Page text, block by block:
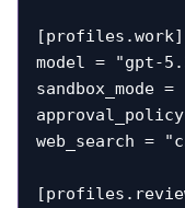
[profiles.work]
model = "gpt-
sandbox_mode
web_search =